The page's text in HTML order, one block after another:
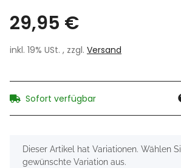
29,95 €
inkl. 19% USt. , zzgl. Versand
Sofort verfügbar
xDieser Artikel hat Variationen. Wählen
gewünschte Variation aus.